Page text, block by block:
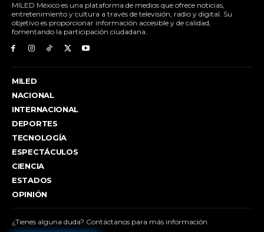
MILED México es una plataforma de medios que ofrece noticias,
entretenimiento y cultura a través de televisión, radio y digital. Su
objetivo es proporcionar información accesible y de calidad,
fomentando la participación ciudadana.
MILED
NACIONAL
INTERNACIONAL
DEPORTES
TECNOLOGÍA
ESPECTÁCULOS
CIENCIA
ESTADOS
OPINIÓN
¿Tienes alguna duda? Contáctanos para más información.